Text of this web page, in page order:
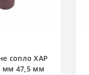
сопло ХАР
мм 47,5 мм